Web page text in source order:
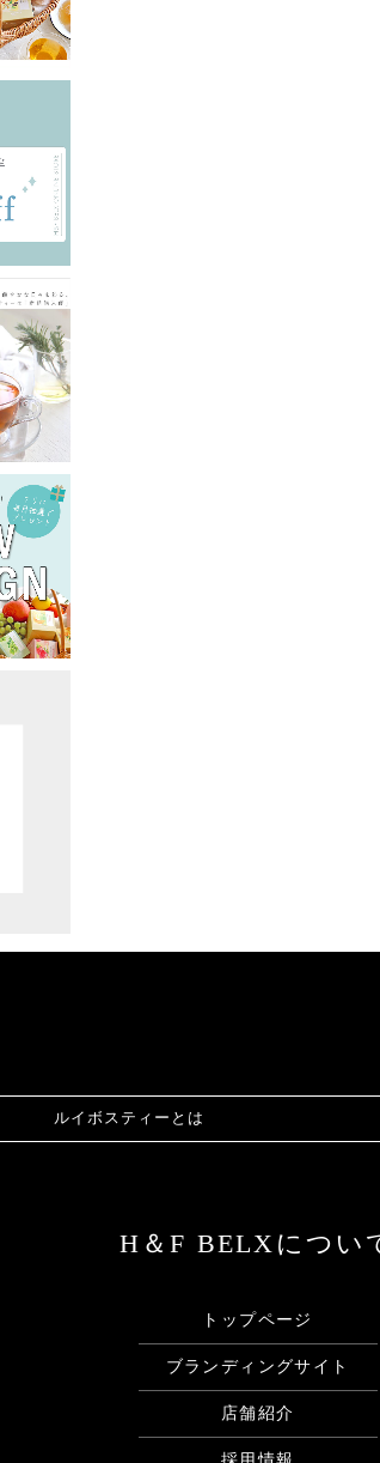
ルイボスティーとは
H＆F BELXについ
トップページ
ブランディングサイト
店舗紹介